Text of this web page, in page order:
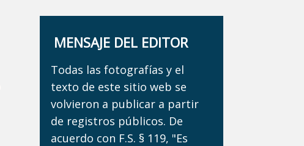
MENSAJE DEL EDITOR
Todas las fotografías y el
texto de este sitio web se
volvieron a publicar a partir
de registros públicos. De
acuerdo con F.S. § 119, "Es